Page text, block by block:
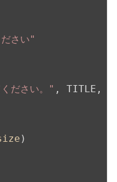
さい"
ださい。" , TITLE,
)